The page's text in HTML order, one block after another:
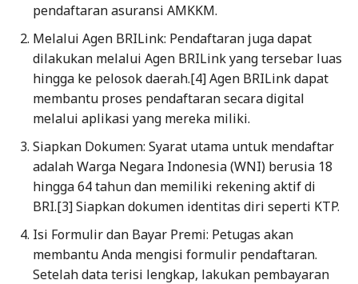
pendaftaran asuransi AMKKM.
Melalui Agen BRILink: Pendaftaran juga dapat
dilakukan melalui Agen BRILink yang tersebar luas
hingga ke pelosok daerah.[4] Agen BRILink dapat
membantu proses pendaftaran secara digital
melalui aplikasi yang mereka miliki.
Siapkan Dokumen: Syarat utama untuk mendaftar
adalah Warga Negara Indonesia (WNI) berusia 18
hingga 64 tahun dan memiliki rekening aktif di
BRI.[3] Siapkan dokumen identitas diri seperti KTP.
Isi Formulir dan Bayar Premi: Petugas akan
membantu Anda mengisi formulir pendaftaran.
Setelah data terisi lengkap, lakukan pembayaran